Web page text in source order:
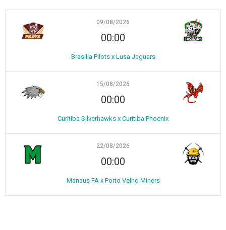
09/08/2026
00:00
Brasília Pilots x Lusa Jaguars
15/08/2026
00:00
Curitiba Silverhawks x Curitiba Phoenix
22/08/2026
00:00
Manaus FA x Porto Velho Miners